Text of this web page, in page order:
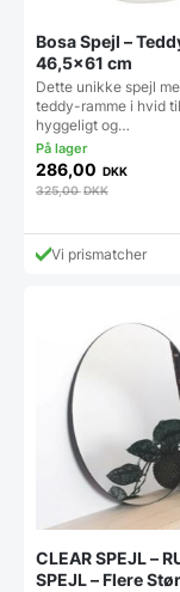
Bosa Spejl –
46,5×61 cm
Dette unikke spejl
teddy-ramme i hvid
hyggeligt og…
286,00 DKK
325,00DKK
Vi prismatcher
CLEAR SPEJL –
SPEJL – Flere